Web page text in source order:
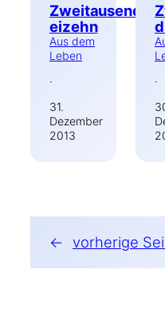
Zweitausenddr
eizehn
Aus dem
Leben
·
31.
Dezember
2013
·
← vorherige